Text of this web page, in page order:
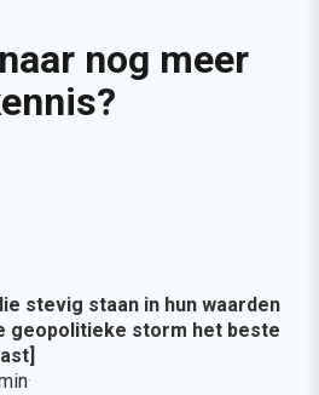
nog meer
stevig staan in hun waarden
geopolitieke storm het beste
·